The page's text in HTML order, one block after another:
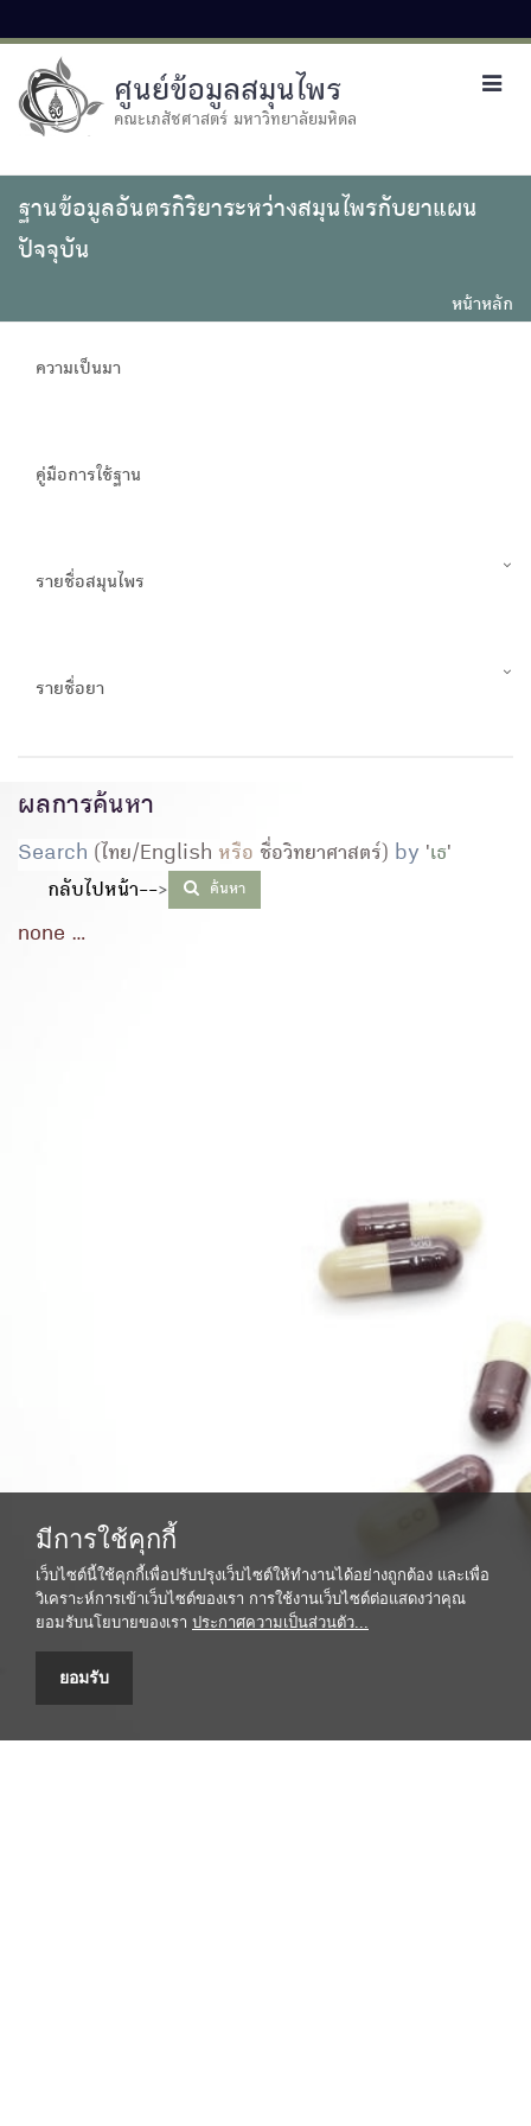
ศูนย์ข้อมูลสมุนไพร
คณะเภสัชศาสตร์ มหาวิทยาลัยมหิดล
ฐานข้อมูลอันตรกิริยาระหว่างสมุนไพรกับยาแผน
ปัจจุบัน
หน้าหลัก
ความเป็นมา
คู่มือการใช้ฐาน
รายชื่อสมุนไพร
รายชื่อยา
ผลการค้นหา
Search (ไทย/English หรือ ชื่อวิทยาศาสตร์) by 'เธ'
กลับไปหน้า--> ค้นหา
none ...
มีการใช้คุกกี้
เว็บไซต์นี้ใช้คุกกี้เพื่อปรับปรุงเว็บไซต์ให้ทำงานได้อย่างถูกต้อง และเพื่อ
วิเคราะห์การเข้าเว็บไซต์ของเรา การใช้งานเว็บไซต์ต่อแสดงว่าคุณ
ยอมรับนโยบายของเรา ประกาศความเป็นส่วนตัว...
ยอมรับ